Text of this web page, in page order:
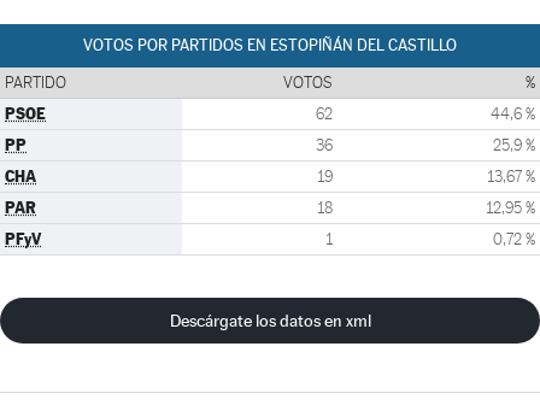
VOTOS POR PARTIDOS EN ESTOPIÑÁN DEL CASTILLO
PARTIDO VOTOS %
PSOE 62 44,6 %
PP 36 25,9 %
CHA 19 13,67 %
PAR 18 12,95 %
PFyV 1 0,72 %
Descárgate los datos en xml